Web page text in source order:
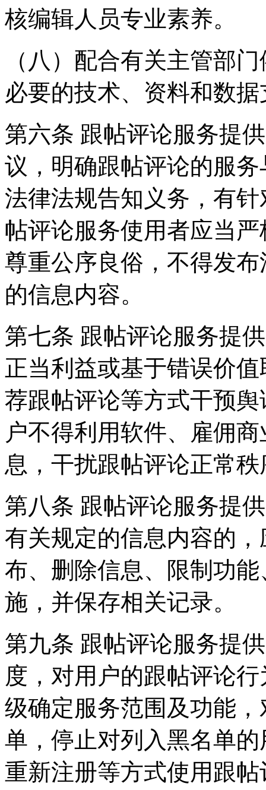
核编辑人员专业素养。
（八）配合有关主管部
必要的技术、资料和数
第六条 跟帖评论服务提
议，明确跟帖评论的服
法律法规告知义务，有
帖评论服务使用者应当
尊重公序良俗，不得发
的信息内容。
第七条 跟帖评论服务提
正当利益或基于错误价
荐跟帖评论等方式干预
户不得利用软件、雇佣
息，干扰跟帖评论正常
第八条 跟帖评论服务提
有关规定的信息内容的
布、删除信息、限制功
施，并保存相关记录。
第九条 跟帖评论服务提
度，对用户的跟帖评论
级确定服务范围及功能
单，停止对列入黑名单
重新注册等方式使用跟